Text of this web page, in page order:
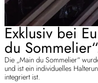
Exklusiv bei
du
Die „Main du Sommelier“
und ist ein individuelles
integriert ist.